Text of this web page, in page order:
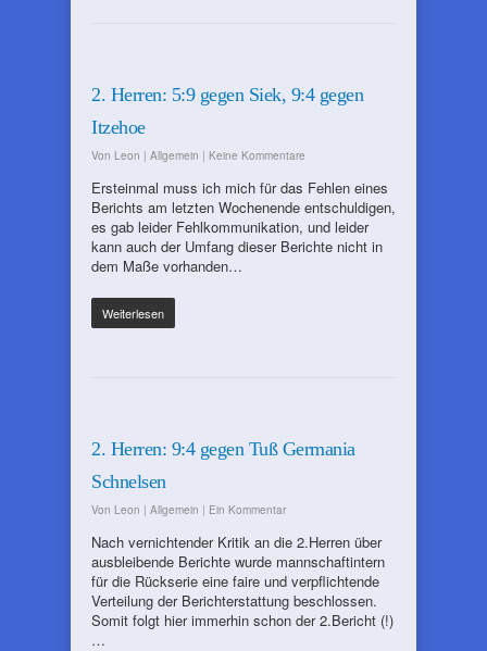
2. Herren: 5:9 gegen Siek, 9:4 gegen
Itzehoe
Von Leon | Allgemein | Keine Kommentare
Ersteinmal muss ich mich für das Fehlen eines
Berichts am letzten Wochenende entschuldigen,
es gab leider Fehlkommunikation, und leider
kann auch der Umfang dieser Berichte nicht in
dem Maße vorhanden…
Weiterlesen
2. Herren: 9:4 gegen Tuß Germania
Schnelsen
Von Leon | Allgemein | Ein Kommentar
Nach vernichtender Kritik an die 2.Herren über
ausbleibende Berichte wurde mannschaftintern
für die Rückserie eine faire und verpflichtende
Verteilung der Berichterstattung beschlossen.
Somit folgt hier immerhin schon der 2.Bericht (!)
…